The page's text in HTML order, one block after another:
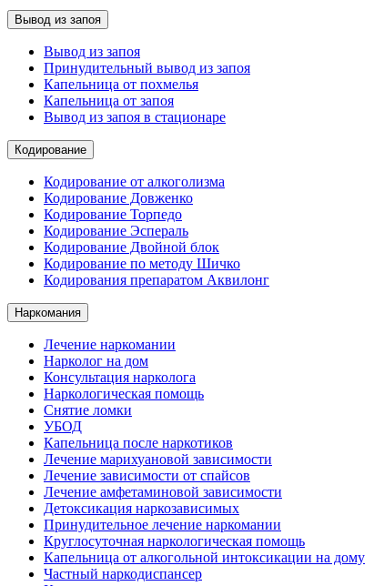
Вывод из запоя
Вывод из запоя
Принудительный вывод из запоя
Капельница от похмелья
Капельница от запоя
Вывод из запоя в стационаре
Кодирование
Кодирование от алкоголизма
Кодирование Довженко
Кодирование Торпедо
Кодирование Эспераль
Кодирование Двойной блок
Кодирование по методу Шичко
Кодирования препаратом Аквилонг
Наркомания
Лечение наркомании
Нарколог на дом
Консультация нарколога
Наркологическая помощь
Снятие ломки
УБОД
Капельница после наркотиков
Лечение марихуановой зависимости
Лечение зависимости от спайсов
Лечение амфетаминовой зависимости
Детоксикация наркозависимых
Принудительное лечение наркомании
Круглосуточная наркологическая помощь
Капельница от алкогольной интоксикации на дому
Частный наркодиспансер